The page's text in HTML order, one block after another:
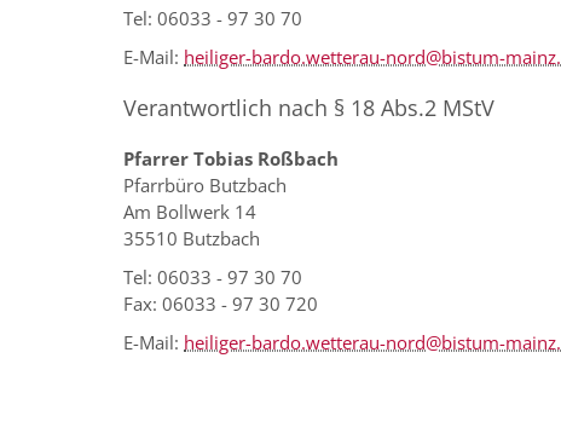
Tel: 06033 - 97 30 70
E-Mail: heiliger-bardo.wetterau-nord@bistum-
Verantwortlich nach § 18 Abs.2 MStV
Pfarrer Tobias Roßbach
Pfarrbüro Butzbach
Am Bollwerk 14
35510 Butzbach
Tel: 06033 - 97 30 70
Fax: 06033 - 97 30 720
E-Mail: heiliger-bardo.wetterau-nord@bistum-